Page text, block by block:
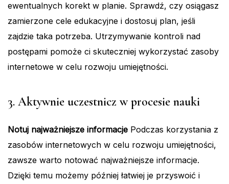
ewentualnych korekt w planie. Sprawdź, czy osiągasz
zamierzone cele edukacyjne i dostosuj plan, jeśli
zajdzie taka potrzeba. Utrzymywanie kontroli nad
postępami pomoże ci skuteczniej wykorzystać zasoby
internetowe w celu rozwoju umiejętności.
3. Aktywnie uczestnicz w procesie nauki
Notuj najważniejsze informacje Podczas korzystania z
zasobów internetowych w celu rozwoju umiejętności,
zawsze warto notować najważniejsze informacje.
Dzięki temu możemy później łatwiej je przyswoić i